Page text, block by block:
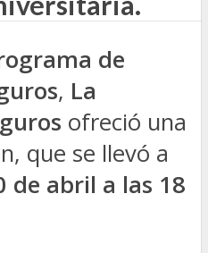
de
, La
ofreció una
que se llevó a
de abril a las 18